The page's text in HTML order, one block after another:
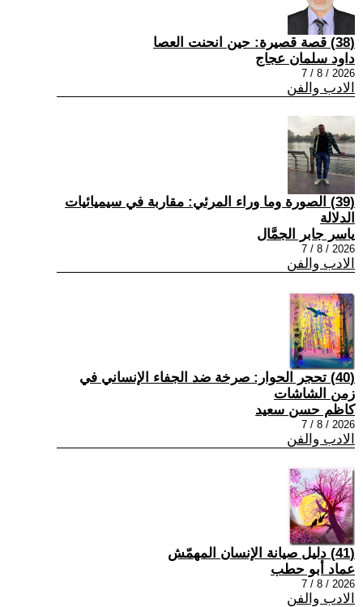
(38) قصة قصيرة: حين انحنت العصا
داود سلمان عجاج
2026 / 8 / 7
الادب والفن
(39) الصورة وما وراء المرئي: مقاربة في سيميائيات
الدلالة
ياسر جابر الجمَّال
2026 / 8 / 7
الادب والفن
(40) تحجر الحوار: صرخة ضد الجفاء الإنساني في
زمن الشاشات
كاظم حسن سعيد
2026 / 8 / 7
الادب والفن
(41) دليل صيانة الإنسان المهمّش
عماد أبو حطب
2026 / 8 / 7
الادب والفن